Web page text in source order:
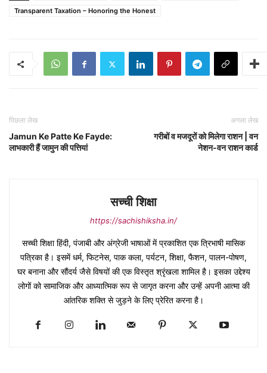
Transparent Taxation – Honoring the Honest
पिछला लेख
Jamun Ke Patte Ke Fayde:
लाभकारी हैं जामुन की पत्तियां
अगला लेख
गरीबों व मजदूरों को मिलेगा राशन | वन
नेशन-वन राशन कार्ड
सच्ची शिक्षा
https://sachishiksha.in/
सच्ची शिक्षा हिंदी, पंजाबी और अंग्रेजी भाषाओं में प्रकाशित एक त्रिभाषी मासिक
पत्रिका है। इसमें धर्म, फिटनेस, पाक कला, पर्यटन, शिक्षा, फैशन, पालन-पोषण,
घर बनाना और सौंदर्य जैसे विषयों की एक विस्तृत श्रृंखला शामिल है। इसका उद्देश्य
लोगों को सामाजिक और आध्यात्मिक रूप से जागृत करना और उन्हें अपनी आत्मा की
आंतरिक शक्ति से जुड़ने के लिए प्रेरित करना है।